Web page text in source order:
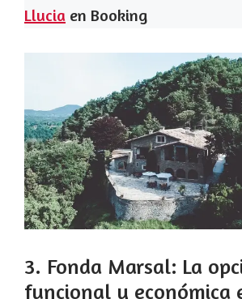
Llucia en Booking
3. Fonda Marsal: La
funcional y económica